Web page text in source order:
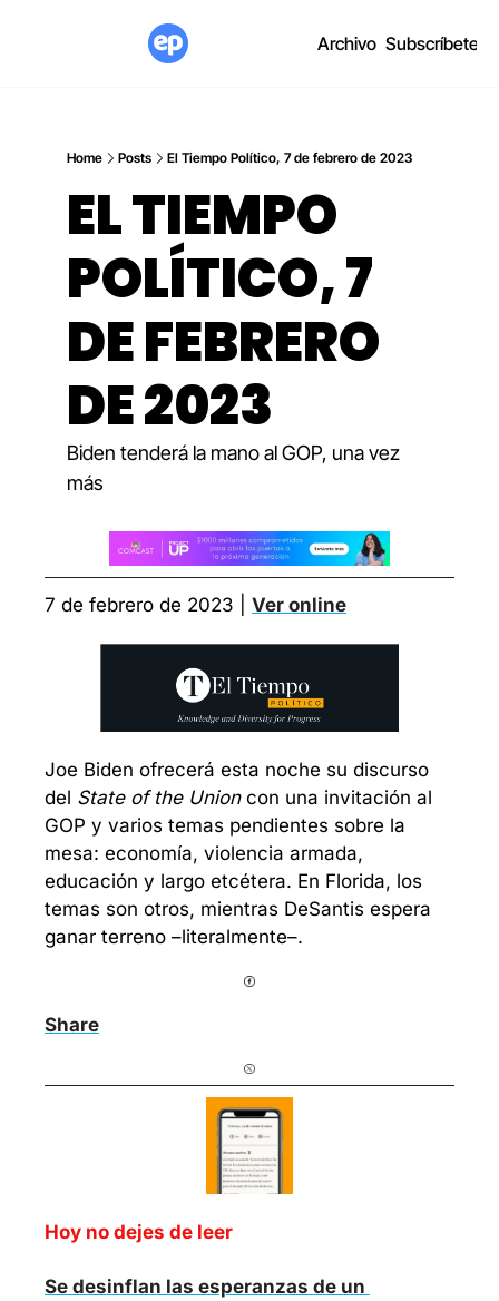
Archivo Subscríbete
Home Posts El Tiempo Político, 7 de febrero de 2023
EL TIEMPO
POLÍTICO, 7
DE FEBRERO
DE 2023
Biden tenderá la mano al GOP, una vez
más
7 de febrero de 2023 | Ver online
Joe Biden ofrecerá esta noche su discurso
del State of the Union con una invitación al
GOP y varios temas pendientes sobre la
mesa: economía, violencia armada,
educación y largo etcétera. En Florida, los
temas son otros, mientras DeSantis espera
ganar terreno –literalmente–.
Share
Hoy no dejes de leer
Se desinflan las esperanzas de un